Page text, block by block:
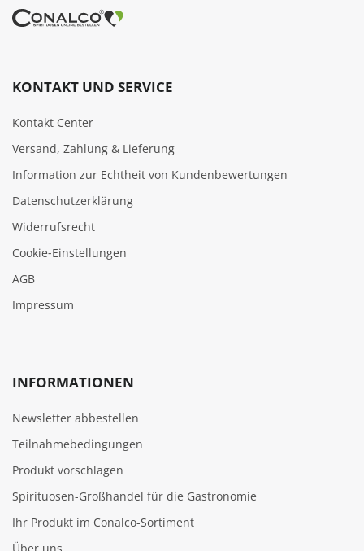
KONTAKT UND SERVICE
Kontakt Center
Versand, Zahlung & Lieferung
Information zur Echtheit von Kundenbewertungen
Datenschutzerklärung
Widerrufsrecht
Cookie‑Einstellungen
AGB
Impressum
INFORMATIONEN
Newsletter abbestellen
Teilnahmebedingungen
Produkt vorschlagen
Spirituosen-Großhandel für die Gastronomie
Ihr Produkt im Conalco-Sortiment